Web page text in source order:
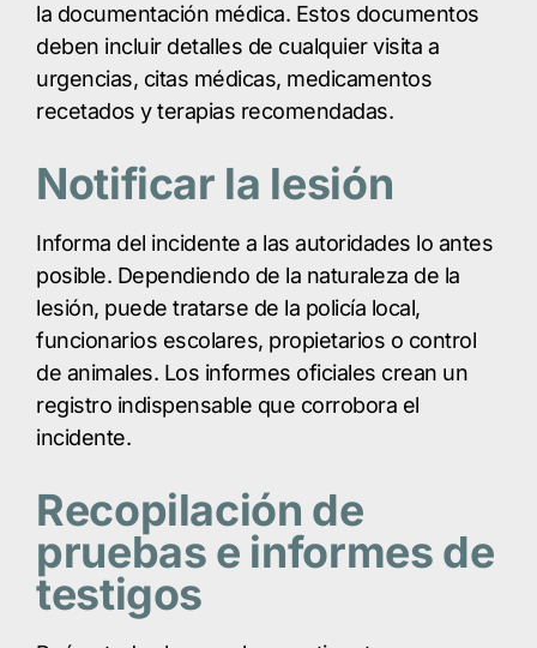
la documentación médica. Estos documentos
deben incluir detalles de cualquier visita a
urgencias, citas médicas, medicamentos
recetados y terapias recomendadas.
Notificar la lesión
Informa del incidente a las autoridades lo antes
posible. Dependiendo de la naturaleza de la
lesión, puede tratarse de la policía local,
funcionarios escolares, propietarios o control
de animales. Los informes oficiales crean un
registro indispensable que corrobora el
incidente.
Recopilación de
pruebas e informes de
testigos